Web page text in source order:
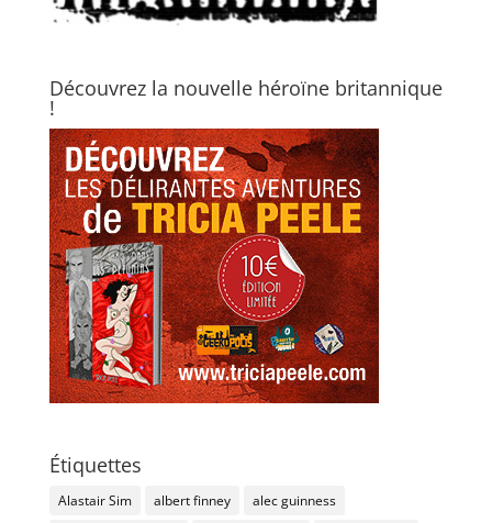
Découvrez la nouvelle héroïne britannique
!
Étiquettes
Alastair Sim albert finney
alec guinness